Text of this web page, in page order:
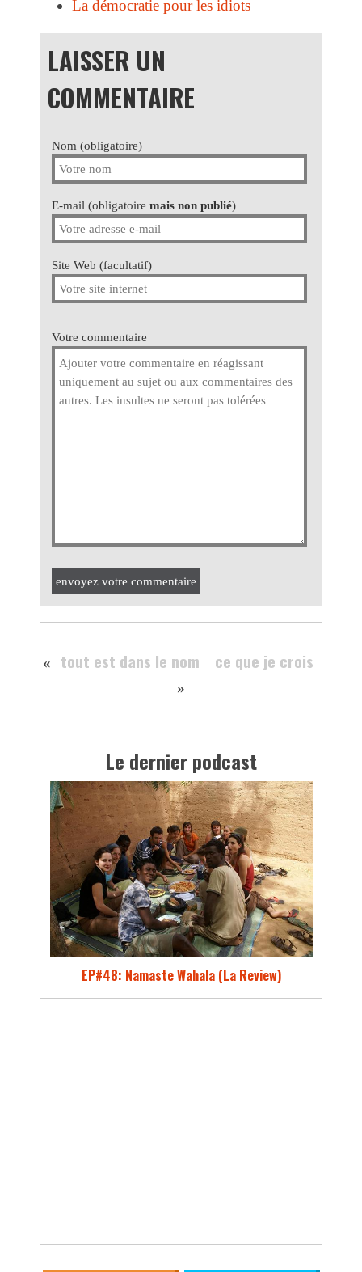
La démocratie pour les idiots
LAISSER UN
COMMENTAIRE
Nom (obligatoire)
E-mail (obligatoire mais non publié)
Site Web (facultatif)
Votre commentaire
envoyez votre commentaire
« tout est dans le nom ce que je crois
»
Le dernier podcast
EP#48: Namaste Wahala (La Review)